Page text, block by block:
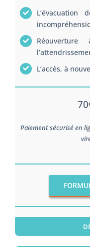
L’accès, à
Paiement sécurisé en